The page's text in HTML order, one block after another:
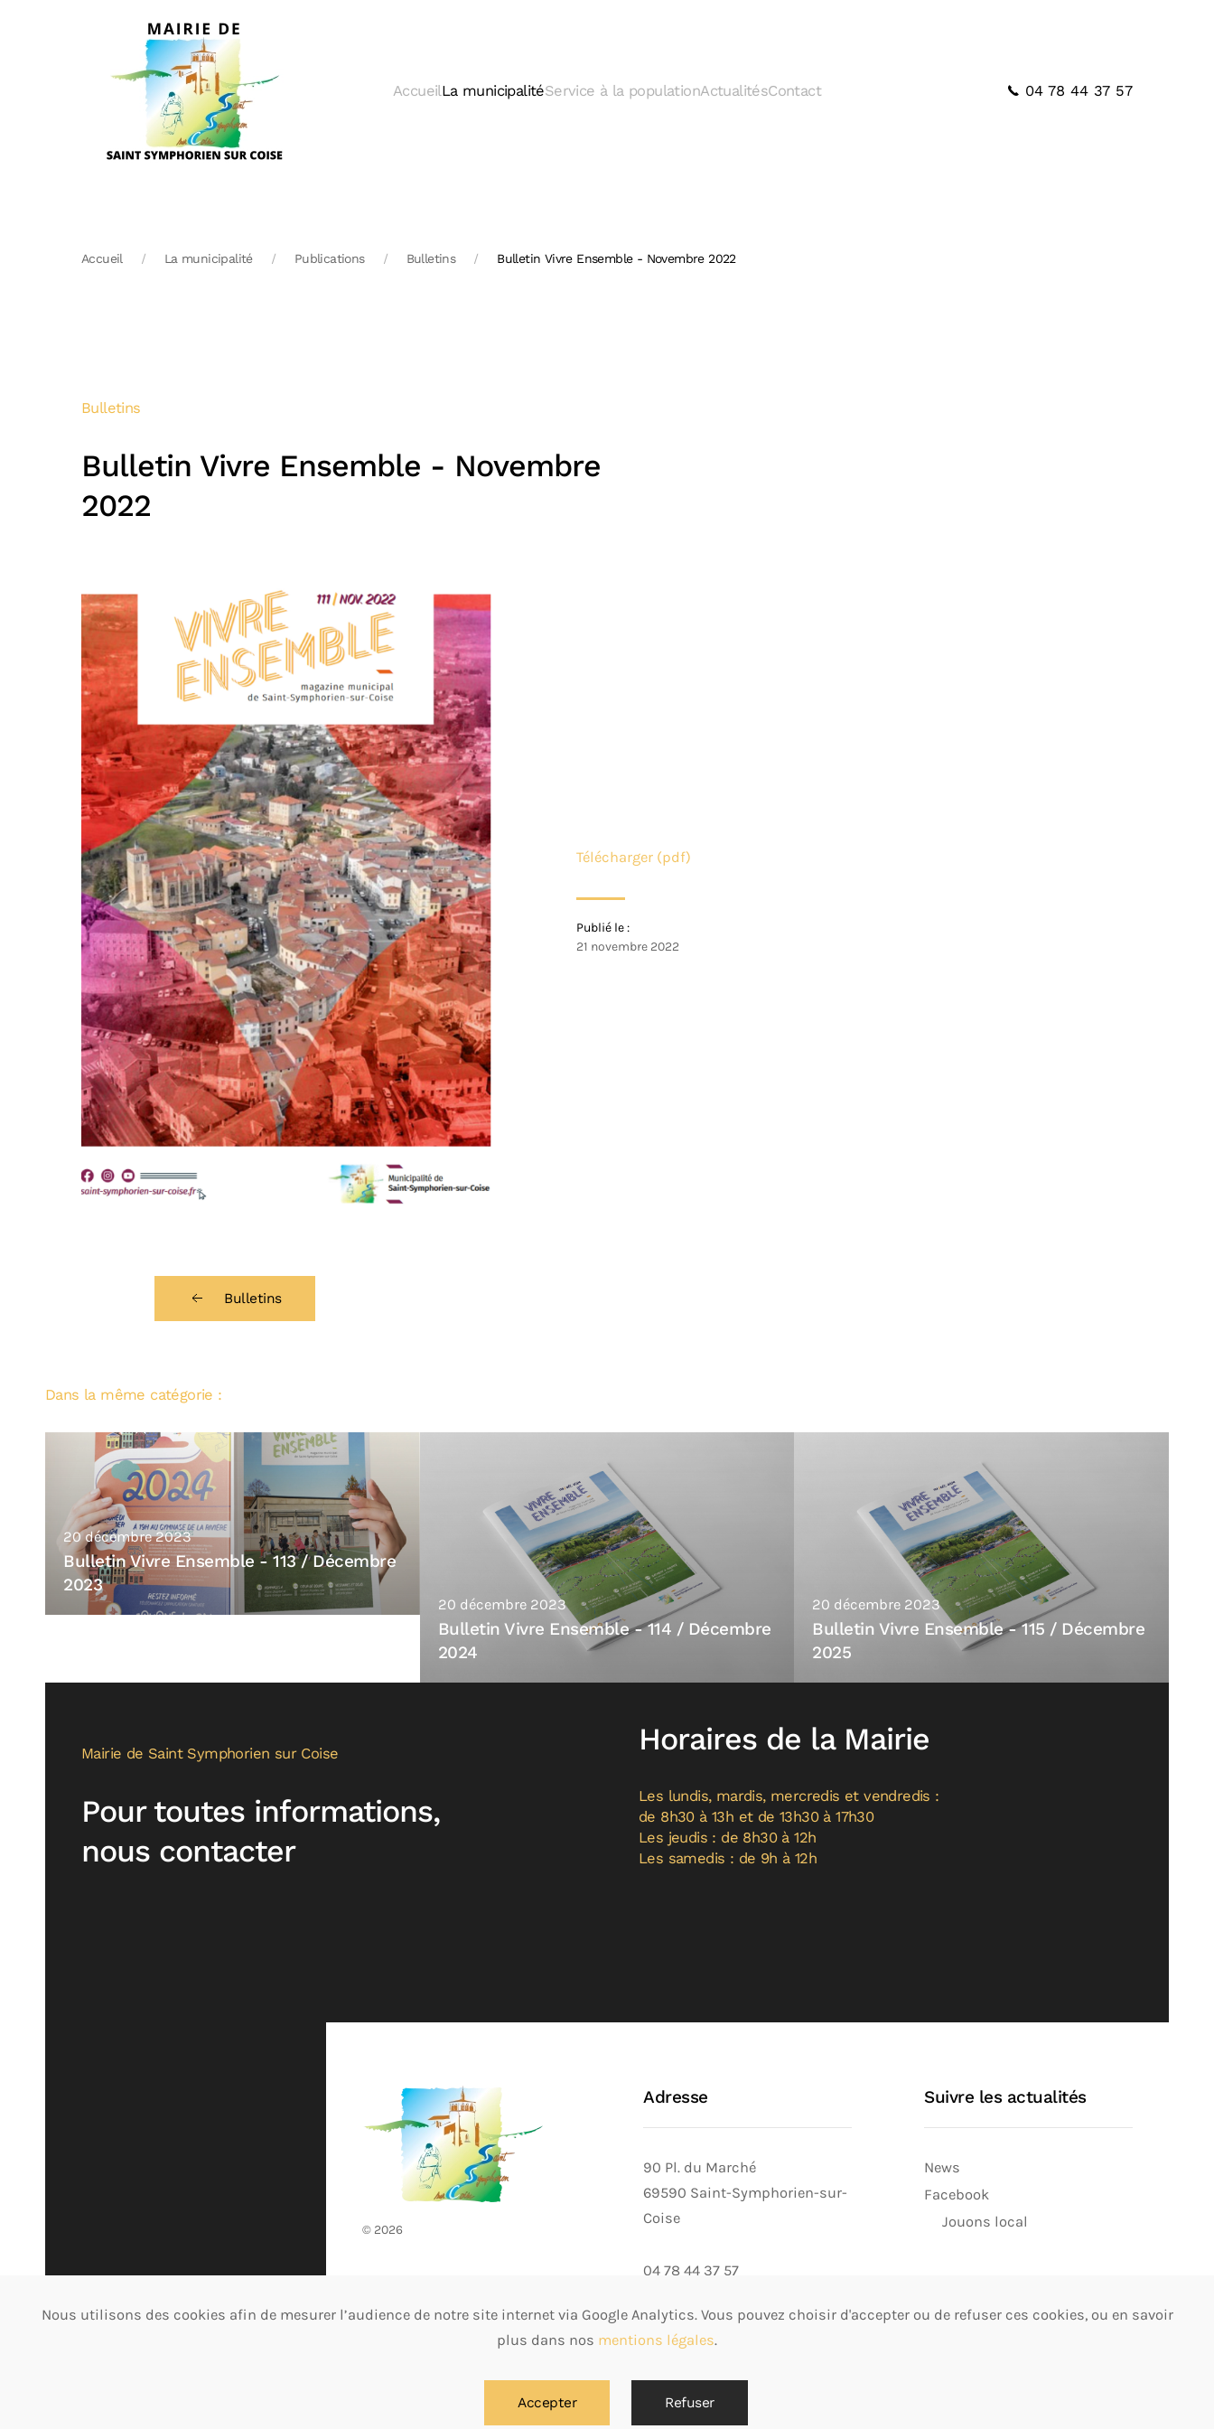
Skip to main content
AccueilLa municipalitéService à la populationActualitésContact 04 78 44 37 57
Accueil La municipalité Publications Bulletins Bulletin Vivre Ensemble - Novembre 2022
Bulletins
Bulletin Vivre Ensemble - Novembre
2022
Télécharger (pdf)
Publié le :
21 novembre 2022
Bulletins
Dans la même catégorie :
20 décembre 2023
Bulletin Vivre Ensemble - 113 / Décembre
2023
20 décembre 2023
Bulletin Vivre Ensemble - 114 / Décembre
2024
20 décembre 2023
Bulletin Vivre Ensemble - 115 / Décembre
2025
Mairie de Saint Symphorien sur Coise
Pour toutes informations,
nous contacter
Horaires de la Mairie
Les lundis, mardis, mercredis et vendredis :
de 8h30 à 13h et de 13h30 à 17h30
Les jeudis : de 8h30 à 12h
Les samedis : de 9h à 12h
© 2026
Mentions légales, RGPD et
Adresse
90 Pl. du Marché
69590 Saint-Symphorien-sur-
Coise
04 78 44 37 57
Suivre les actualités
News
Facebook
Jouons local
Nous utilisons des cookies afin de mesurer l’audience de notre site internet via Google Analytics. Vous pouvez choisir d'accepter ou de refuser ces cookies, ou en savoir
plus dans nos mentions légales.
Accepter Refuser